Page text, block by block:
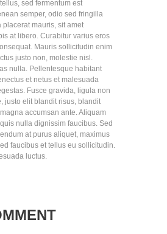
sed fermentum est
semper, odio sed fringilla
placerat mauris, sit amet
at libero. Curabitur varius eros
Mauris sollicitudin enim
justo non, molestie nisl.
nulla. Pellentesque habitant
et netus et malesuada
Fusce gravida, ligula non
justo elit blandit risus, blandit
accumsan ante. Aliquam
nulla dignissim faucibus. Sed
at purus aliquet, maximus
faucibus et tellus eu sollicitudin.
luctus.